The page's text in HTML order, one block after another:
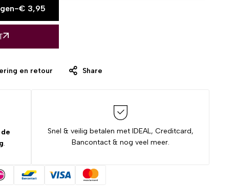
-€ 3,95
en retour Share
.
Snel & veilig betalen met IDEAL, Creditcard,
Bancontact & nog veel meer.